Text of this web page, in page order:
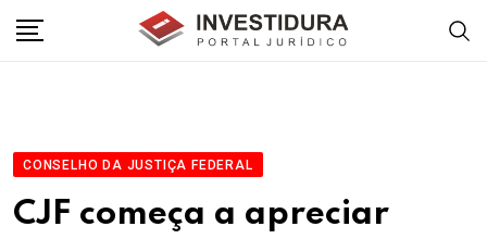
CONSELHO DA JUSTIÇA FEDERAL
CJF começa a apreciar